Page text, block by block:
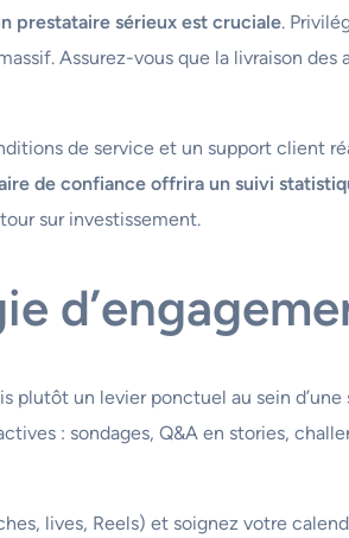
prestataire sérieux est cruciale.
Assurez-vous que la livraison
de service et un support client
de confiance offrira un suivi
sur investissement.
plutôt un levier ponctuel au sein d’une
: sondages, Q&A en stories,
lives, Reels) et soignez votre